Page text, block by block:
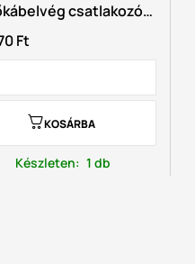
csatlakozó
Ft
KOSÁRBA
Készleten: 1 db